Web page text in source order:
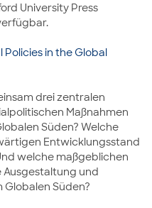
University Press
Policies in the Global
drei zentralen
Maßnahmen
Süden? Welche
Entwicklungsstand
welche maßgeblichen
Ausgestaltung und
Globalen Süden?